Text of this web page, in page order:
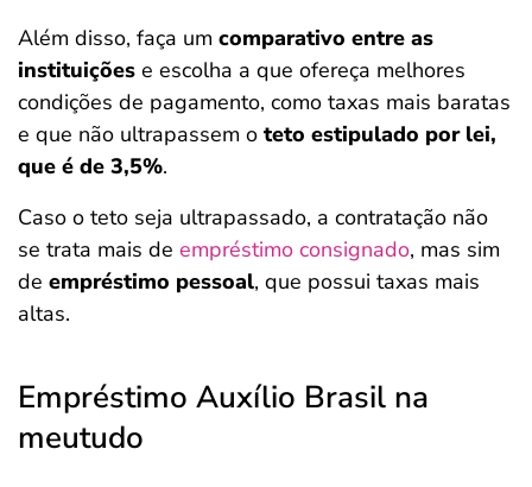
Além disso, faça um comparativo entre as
instituições e escolha a que ofereça melhores
condições de pagamento, como taxas mais baratas
e que não ultrapassem o teto estipulado por lei,
que é de 3,5%.
Caso o teto seja ultrapassado, a contratação não
se trata mais de empréstimo consignado, mas sim
de empréstimo pessoal, que possui taxas mais
altas.
Empréstimo Auxílio Brasil na
meutudo